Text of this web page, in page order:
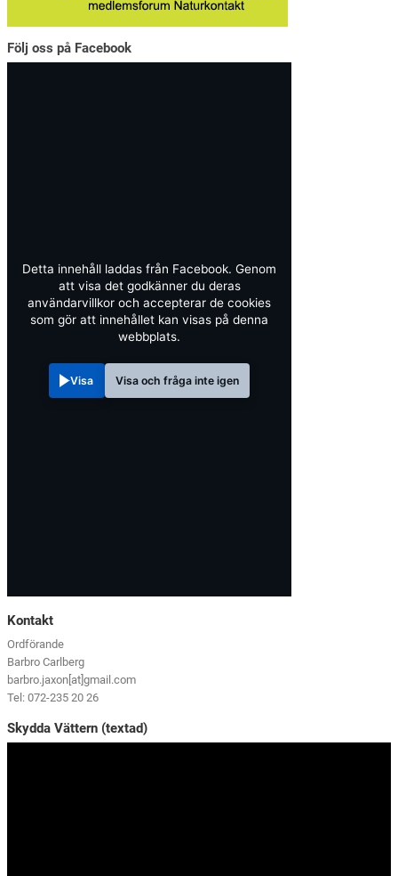
Följ oss på Facebook
Detta innehåll laddas från Facebook. Genom
att visa det godkänner du deras
användarvillkor och accepterar de cookies
som gör att innehållet kan visas på denna
webbplats.
Visa Visa och fråga inte igen
Kontakt
Ordförande
Barbro Carlberg
barbro.jaxon[at]gmail.com
Tel: 072-235 20 26
Skydda Vättern (textad)